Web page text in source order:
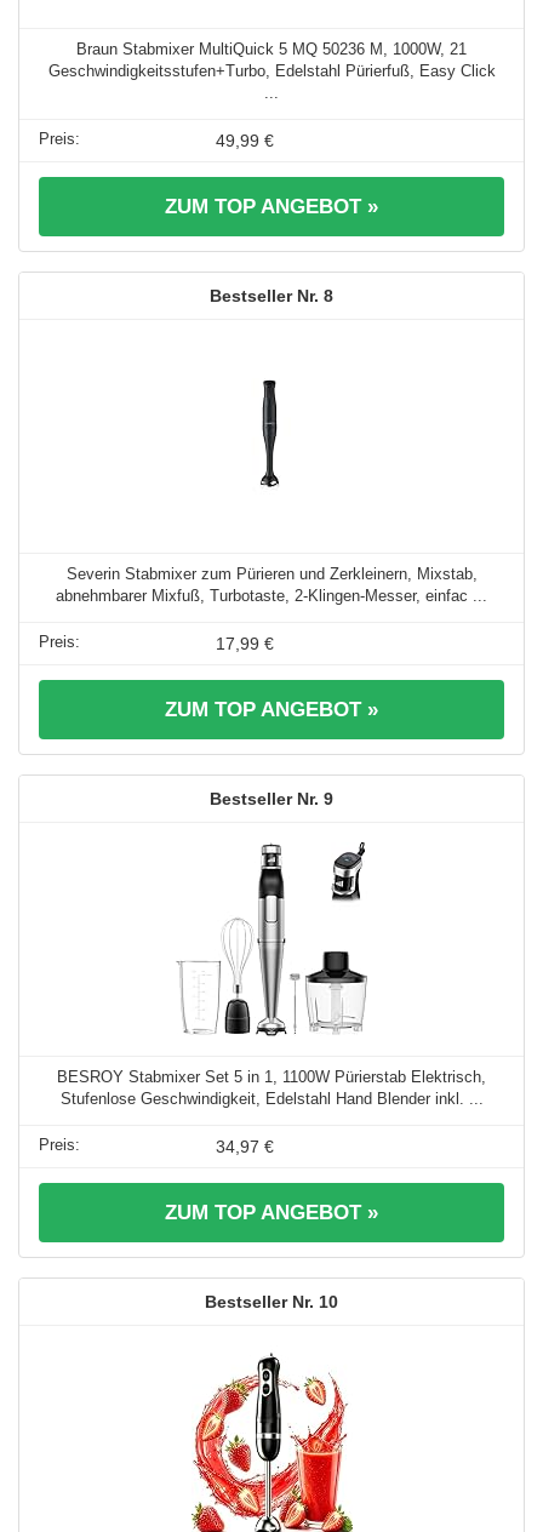
Braun Stabmixer MultiQuick 5 MQ 50236 M, 1000W, 21
Geschwindigkeitsstufen+Turbo, Edelstahl Pürierfuß, Easy Click
49,99 €
ZUM TOP ANGEBOT »
8
Severin Stabmixer zum Pürieren und Zerkleinern, Mixstab,
abnehmbarer Mixfuß, Turbotaste, 2-Klingen-Messer, einfac ...
17,99 €
ZUM TOP ANGEBOT »
9
BESROY Stabmixer Set 5 in 1, 1100W Pürierstab Elektrisch,
Stufenlose Geschwindigkeit, Edelstahl Hand Blender inkl. ...
34,97 €
ZUM TOP ANGEBOT »
10